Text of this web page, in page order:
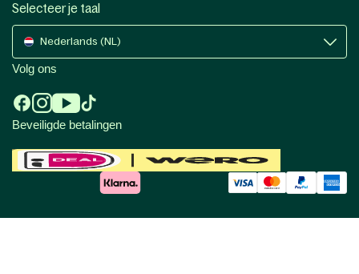
Selecteer je taal
Nederlands (NL)
Volg ons
Beveiligde betalingen